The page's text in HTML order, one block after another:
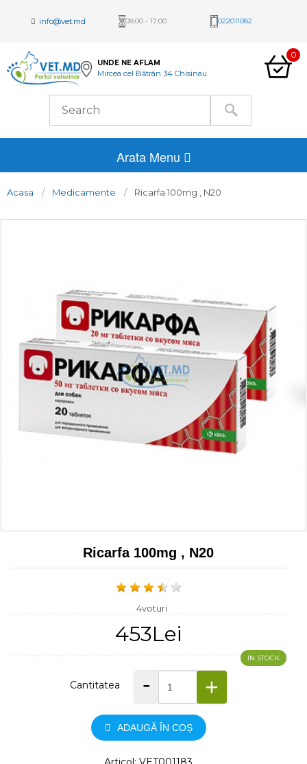
info@vet.md 08:00 - 17:00 022011082
UNDE NE AFLAM
Mircea cel Bătrân 34 Chisinau
0
Arata Menu
Acasa Medicamente Ricarfa 100mg , N20
Ricarfa 100mg , N20
4voturi
453Lei
IN STOCK
Cantitatea - +
ADAUGĂ ÎN COȘ